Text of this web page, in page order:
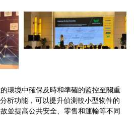
環境中確保及時和準確的監控至關重
析功能，可以提升偵測較小型物件的
並提高公共安全、零售和運輸等不同